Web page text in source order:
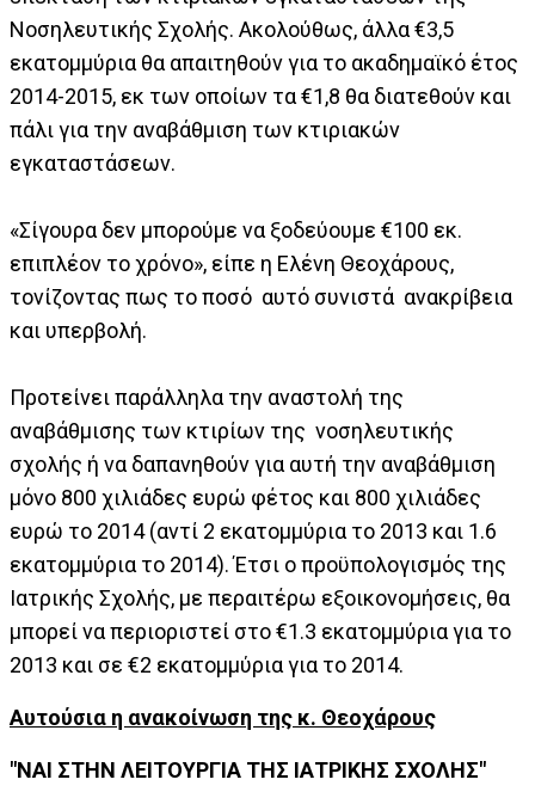
Νοσηλευτικής Σχολής. Ακολούθως, άλλα €3,5
εκατομμύρια θα απαιτηθούν για το ακαδημαϊκό έτος
2014-2015, εκ των οποίων τα €1,8 θα διατεθούν και
πάλι για την αναβάθμιση των κτιριακών
εγκαταστάσεων.
«Σίγουρα δεν μπορούμε να ξοδεύουμε €100 εκ.
επιπλέον το χρόνο», είπε η Ελένη Θεοχάρους,
τονίζοντας πως το ποσό αυτό συνιστά ανακρίβεια
και υπερβολή.
Προτείνει παράλληλα την αναστολή της
αναβάθμισης των κτιρίων της νοσηλευτικής
σχολής ή να δαπανηθούν για αυτή την αναβάθμιση
μόνο 800 χιλιάδες ευρώ φέτος και 800 χιλιάδες
ευρώ το 2014 (αντί 2 εκατομμύρια το 2013 και 1.6
εκατομμύρια το 2014). Έτσι ο προϋπολογισμός της
Ιατρικής Σχολής, με περαιτέρω εξοικονομήσεις, θα
μπορεί να περιοριστεί στο €1.3 εκατομμύρια για το
2013 και σε €2 εκατομμύρια για το 2014.
Αυτούσια η ανακοίνωση της κ. Θεοχάρους
"ΝΑΙ ΣΤΗΝ ΛΕΙΤΟΥΡΓΙΑ ΤΗΣ ΙΑΤΡΙΚΗΣ ΣΧΟΛΗΣ"